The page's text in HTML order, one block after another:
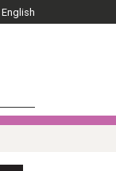
English